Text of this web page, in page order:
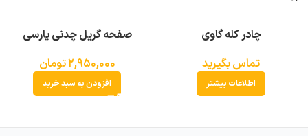
چادر کله گاوی
تماس بگیرید
اطلاعات بیشتر
صفحه گریل چدنی پارسی
۲,۹۵۰,۰۰۰تومان
افزودن به سبد خرید